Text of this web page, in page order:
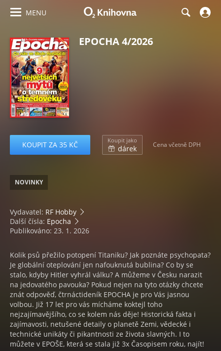
MENU
EPOCHA 4/2026
KOUPIT ZA 35 KČ Koupit jako
dárek Cena včetně DPH
NOVINKY
Vydavatel: RF Hobby
Další čísla: Epocha
Publikováno: 23. 1. 2026
Kolik psů přežilo potopení Titaniku? Jak poznáte psychopata?
Je globální oteplování jen nafouknutá bublina? Co by se
stalo, kdyby Hitler vyhrál válku? A můžeme v Česku narazit
na jedovatého pavouka? Pokud nejen na tyto otázky chcete
znát odpověď, čtrnáctideník EPOCHA je pro Vás jasnou
volbou. Již 17 let pro vás mícháme koktejl toho
nejzajímavějšího, co se kolem nás děje! Historická fakta i
zajímavosti, netušené detaily o planetě Zemi, vědecké i
technické unikáty či pikantnosti ze života slavných. I to
můžete v EPOŠE, která se stala již 3x Časopisem roku, najít!